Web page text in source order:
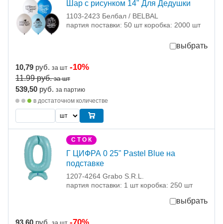
Шар с рисунком 14" Для Дедушки
1103-2423 Белбал / BELBAL
партия поставки: 50 шт коробка: 2000 шт
выбрать
10,79 руб. за шт -10%
11.99руб. за шт
539,50 руб. за партию
в достаточном количестве
С Т О К
Г ЦИФРА 0 25" Pastel Blue на
подставке
1207-4264 Grabo S.R.L.
партия поставки: 1 шт коробка: 250 шт
выбрать
-70%